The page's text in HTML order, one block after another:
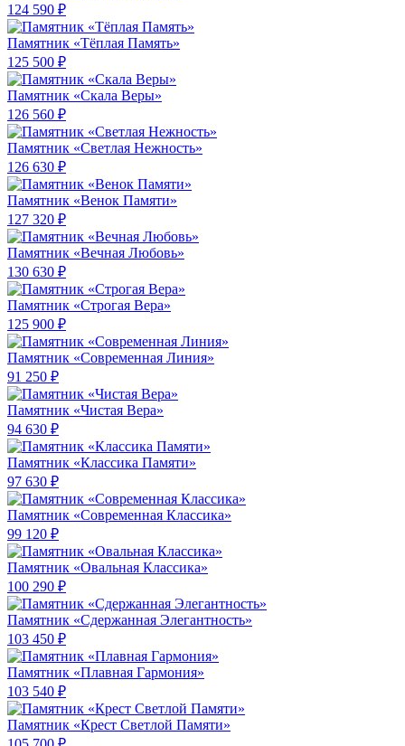
124 590 ₽
Памятник «Тёплая Память»
125 500 ₽
Памятник «Скала Веры»
126 560 ₽
Памятник «Светлая Нежность»
126 630 ₽
Памятник «Венок Памяти»
127 320 ₽
Памятник «Вечная Любовь»
130 630 ₽
Памятник «Строгая Вера»
125 900 ₽
Памятник «Современная Линия»
91 250 ₽
Памятник «Чистая Вера»
94 630 ₽
Памятник «Классика Памяти»
97 630 ₽
Памятник «Современная Классика»
99 120 ₽
Памятник «Овальная Классика»
100 290 ₽
Памятник «Сдержанная Элегантность»
103 450 ₽
Памятник «Плавная Гармония»
103 540 ₽
Памятник «Крест Светлой Памяти»